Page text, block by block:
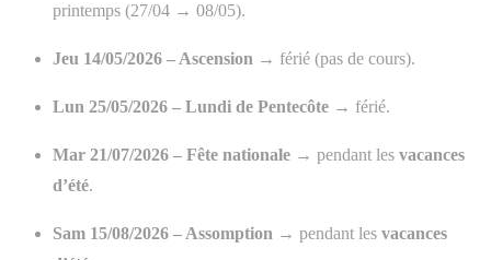
printemps (27/04 → 08/05).
Jeu 14/05/2026 – Ascension → férié (pas de cours).
Lun 25/05/2026 – Lundi de Pentecôte → férié.
Mar 21/07/2026 – Fête nationale → pendant les vacances
d’été.
Sam 15/08/2026 – Assomption → pendant les vacances